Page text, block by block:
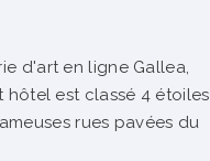
d'art en ligne Gallea,
hôtel est classé 4 étoiles
rues pavées du